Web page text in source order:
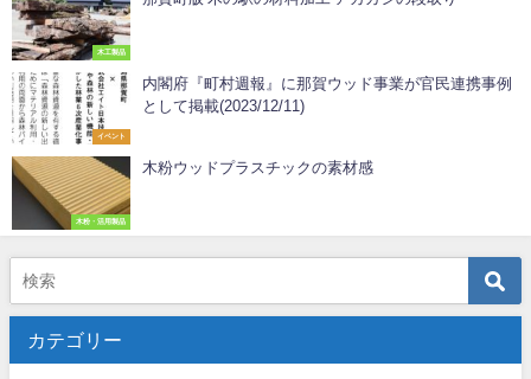
木工製品
イベント
内閣府『町村週報』に那賀ウッド事業が官民連携事例
として掲載(2023/12/11)
木粉・活用製品
木粉ウッドプラスチックの素材感
カテゴリー